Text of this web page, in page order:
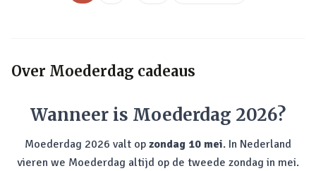
Over Moederdag cadeaus
Wanneer is Moederdag 2026?
Moederdag 2026 valt op zondag 10 mei. In Nederland
vieren we Moederdag altijd op de tweede zondag in mei.